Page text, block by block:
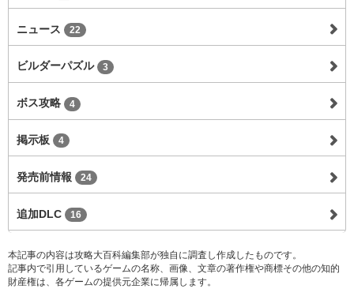
ニュース 22
ビルダーパズル 3
ボス攻略 4
掲示板 4
発売前情報 24
追加DLC 16
本記事の内容は攻略大百科編集部が独自に調査し作成したものです。
記事内で引用しているゲームの名称、画像、文章の著作権や商標その他の知的
財産権は、各ゲームの提供元企業に帰属します。